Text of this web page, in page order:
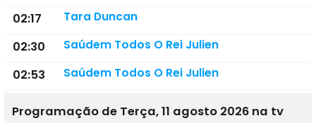
02:17 Tara Duncan
02:30 Saúdem Todos O Rei Julien
02:53 Saúdem Todos O Rei Julien
Programação de Terça, 11 agosto 2026 na tv